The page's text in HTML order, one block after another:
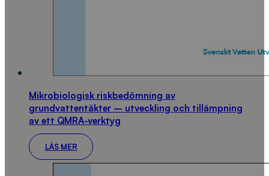
Mikrobiologisk riskbedömning av
grundvattentäkter – utveckling och tillämpning
av ett QMRA-verktyg
LÄS MER